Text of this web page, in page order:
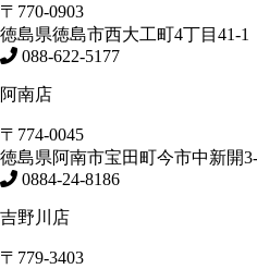
〒770-0903
徳島県徳島市西大工町4丁目41-1
088-622-5177
阿南店
〒774-0045
徳島県阿南市宝田町今市中新開
0884-24-8186
吉野川店
〒779-3403